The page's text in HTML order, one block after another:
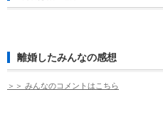
離婚したみんなの感想
＞＞ みんなのコメントはこちら